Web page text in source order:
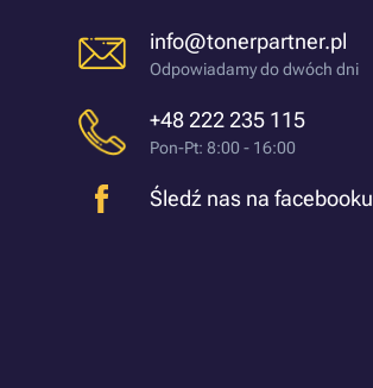
info@tonerpartner.pl
Odpowiadamy do dwóch dni
+48 222 235 115
Pon-Pt: 8:00 - 16:00
Śledź nas na facebooku